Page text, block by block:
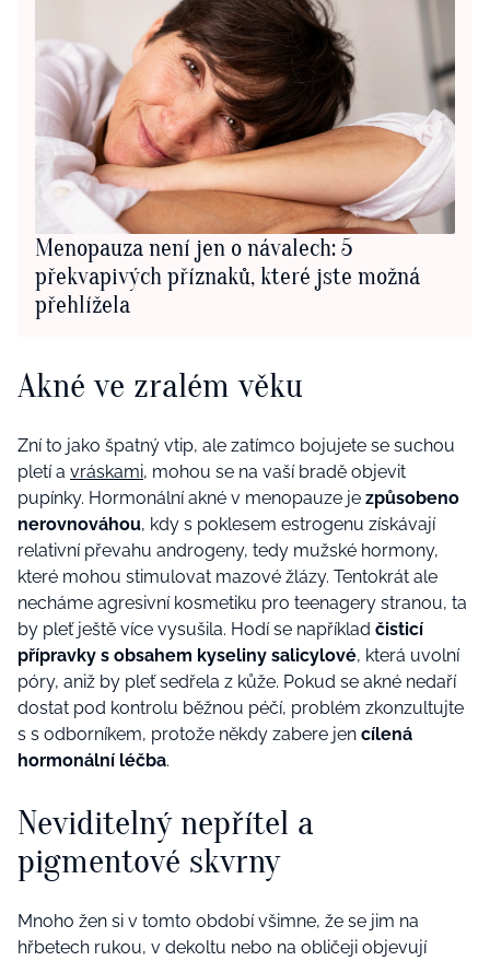
Menopauza není jen o návalech: 5
překvapivých příznaků, které jste možná
přehlížela
Akné ve zralém věku
Zní to jako špatný vtip, ale zatímco bojujete se suchou
pletí a vráskami, mohou se na vaší bradě objevit
pupínky. Hormonální akné v menopauze je způsobeno
nerovnováhou, kdy s poklesem estrogenu získávají
relativní převahu androgeny, tedy mužské hormony,
které mohou stimulovat mazové žlázy. Tentokrát ale
necháme agresivní kosmetiku pro teenagery stranou, ta
by pleť ještě více vysušila. Hodí se například čisticí
přípravky s obsahem kyseliny salicylové, která uvolní
póry, aniž by pleť sedřela z kůže. Pokud se akné nedaří
dostat pod kontrolu běžnou péčí, problém zkonzultujte
s s odborníkem, protože někdy zabere jen cílená
hormonální léčba.
Neviditelný nepřítel a
pigmentové skvrny
Mnoho žen si v tomto období všimne, že se jim na
hřbetech rukou, v dekoltu nebo na obličeji objevují